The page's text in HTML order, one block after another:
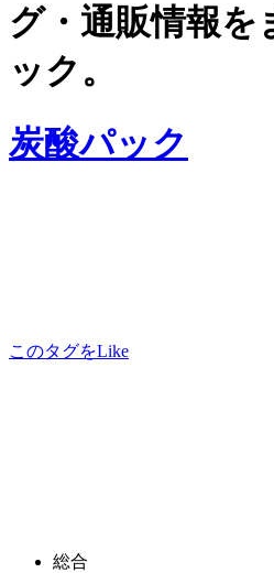
グ・通販情報を
ック。
炭酸パック
このタグをLike
総合